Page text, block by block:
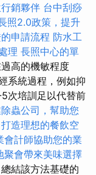
銷夥伴 台中刮痧
照2.0政策，提升
申請流程 防水工
理 長照中心的單
高的機敏程度
系統過程，例如抑
次培訓足以代替前
蟲公司，幫助您
造理想的餐飲空
會計師協助您的業
聚會帶來美味選擇
總結該方法基礎的